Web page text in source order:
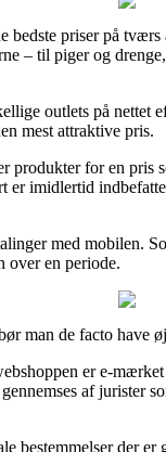
priser på
– til piger og
outlets på
mest attraktive pris.
for en pris
imidlertid
med mobilen.
over en periode.
man de facto have
er e-
af jurister
bestemmelser der